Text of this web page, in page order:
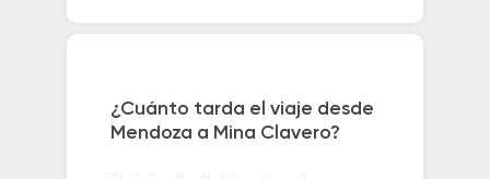
¿Cuánto tarda el viaje desde
Mendoza a Mina Clavero?